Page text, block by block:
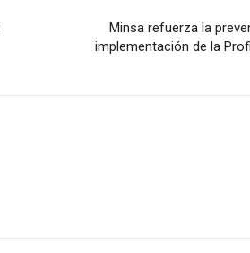
Minsa refuerza la
implementación de la